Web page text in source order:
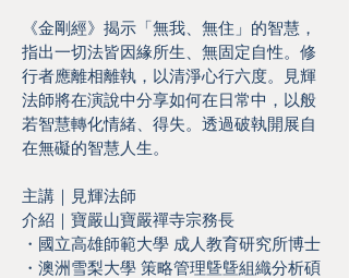
《金剛經》揭示「無我、無住」的智慧，
指出一切法皆因緣所生、無固定自性。修
行者應離相離執，以清淨心行六度。見輝
法師將在演說中分享如何在日常中，以般
若智慧轉化情緒、得失。透過破執開展自
在無礙的智慧人生。
主講｜見輝法師
介紹｜寶嚴山寶嚴禪寺宗務長
・國立高雄師範大學 成人教育研究所博士
・澳洲雪梨大學 策略管理曁曁組織分析碩